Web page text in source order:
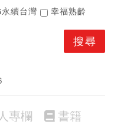
永續台灣 幸福熟齡
專欄 書籍